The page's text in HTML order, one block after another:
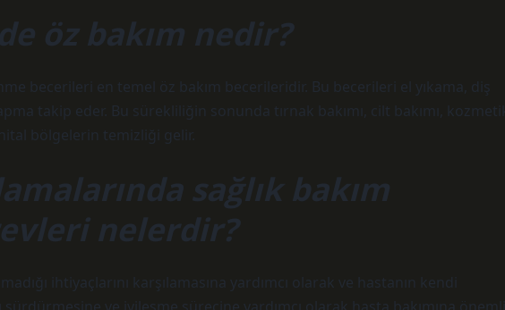
öz bakım nedir?
becerileri en temel öz bakım becerileridir. Bu becerileri el yıkama, diş
takip eder. Bu sürekliliğin sonunda tırnak bakımı, cilt bakımı,
bölgelerin temizliği gelir.
sağlık bakım
nelerdir?
ihtiyaçlarını karşılamasına yardımcı olarak ve hastanın kendi